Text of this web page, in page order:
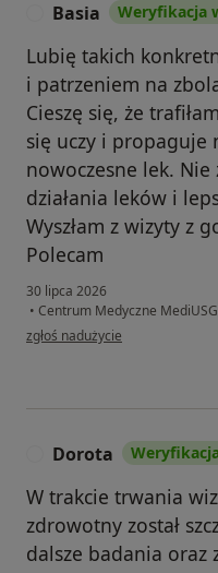
Basia Weryfikacja
Lubię takich
i patrzeniem na
Cieszę się, że
się uczy i propaguje
nowoczesne lek. Nie
działania leków i
Wyszłam z wizyty z
Polecam
30 lipca 2026
• Centrum Medyczne MediUSG
w opinii użytkownika Basia
zgłoś nadużycie
Dorota
W trakcie trwania
zdrowotny został
dalsze badania oraz